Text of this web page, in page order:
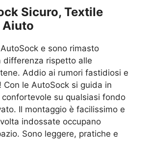
Sicuro, Textile
e sono rimasto
differenza rispetto alle
Addio ai rumori fastidiosi e
Con le AutoSock si guida in
su qualsiasi fondo
Il montaggio è facilissimo e
indossate occupano
Sono leggere, pratiche e